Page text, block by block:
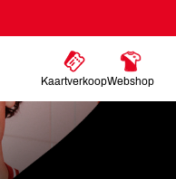
KaartverkoopWebshop